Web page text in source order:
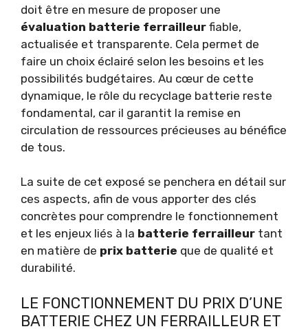
doit être en mesure de proposer une
évaluation batterie ferrailleur fiable,
actualisée et transparente. Cela permet de
faire un choix éclairé selon les besoins et les
possibilités budgétaires. Au cœur de cette
dynamique, le rôle du recyclage batterie reste
fondamental, car il garantit la remise en
circulation de ressources précieuses au bénéfice
de tous.
La suite de cet exposé se penchera en détail sur
ces aspects, afin de vous apporter des clés
concrètes pour comprendre le fonctionnement
et les enjeux liés à la batterie ferrailleur tant
en matière de prix batterie que de qualité et
durabilité.
LE FONCTIONNEMENT DU PRIX D’UNE
BATTERIE CHEZ UN FERRAILLEUR ET